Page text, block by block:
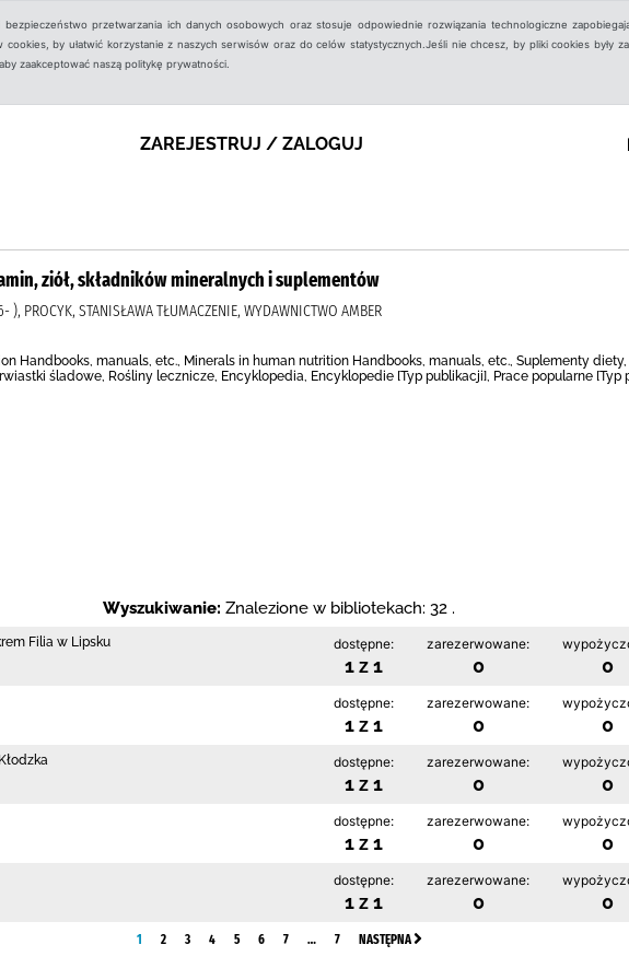
przetwarzania ich danych osobowych oraz stosuje odpowiednie rozwiązania technologiczne
by ułatwić korzystanie z naszych serwisów oraz do celów statystycznych.Jeśli nie chcesz, by pliki cookies były
zaakceptować naszą politykę prywatności.
ZAREJESTRUJ / ZALOGUJ
ziół, składników mineralnych i suplementów
), PROCYK, STANISŁAWA TŁUMACZENIE, WYDAWNICTWO AMBER
Handbooks, manuals, etc., Minerals in human nutrition Handbooks, manuals, etc., Suplementy
śladowe, Rośliny lecznicze, Encyklopedia, Encyklopedie [Typ publikacji], Prace popularne [Typ
Wyszukiwanie: Znalezione w bibliotekach: 32 .
Filia w Lipsku dostępne:
1 z 1
zarezerwowane:
0 0
dostępne:
1 z 1
zarezerwowane:
0 0
dostępne:
1 z 1
zarezerwowane:
0 0
dostępne:
1 z 1
zarezerwowane:
0 0
dostępne:
1 z 1
zarezerwowane:
0 0
1 2 3 4 5 6 7 … 7 NASTĘPNA